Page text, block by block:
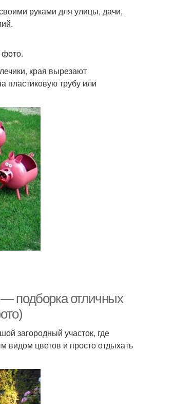
руками для улицы, дачи,
края вырезают
пластиковую трубу или
— подборка отличных
загородный участок, где
цветов и просто отдыхать